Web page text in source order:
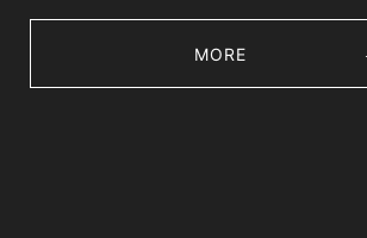
MORE